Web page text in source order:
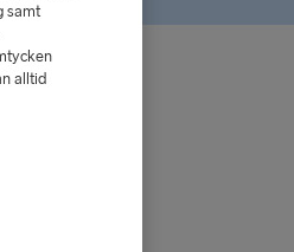
samt
alltid